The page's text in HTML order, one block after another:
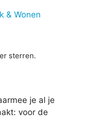
& Wonen
sterren.
je al je
voor de